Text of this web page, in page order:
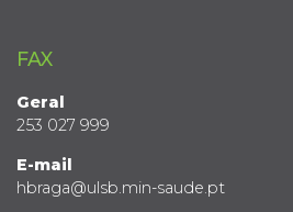
FAX
Geral
253 027 999
E-mail
hbraga@ulsb.min-saude.pt